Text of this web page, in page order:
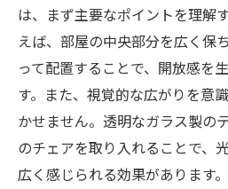
は、まず主要なポイントを理解
えば、部屋の中央部分を広く保
って配置することで、開放感を
す。また、視覚的な広がりを意
かせません。透明なガラス製の
のチェアを取り入れることで、
広く感じられる効果があります